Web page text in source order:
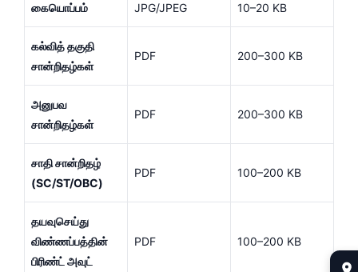
கையொப்பம் JPG/JPEG 10–20 KB
கல்வித் தகுதி
சான்றிதழ்கள்
PDF 200–300 KB
அனுபவ
சான்றிதழ்கள்
PDF 200–300 KB
சாதி சான்றிதழ்
(SC/ST/OBC)
PDF 100–200 KB
தயவுசெய்து
விண்ணப்பத்தின்
பிரிண்ட் அவுட்
PDF 100–200 KB